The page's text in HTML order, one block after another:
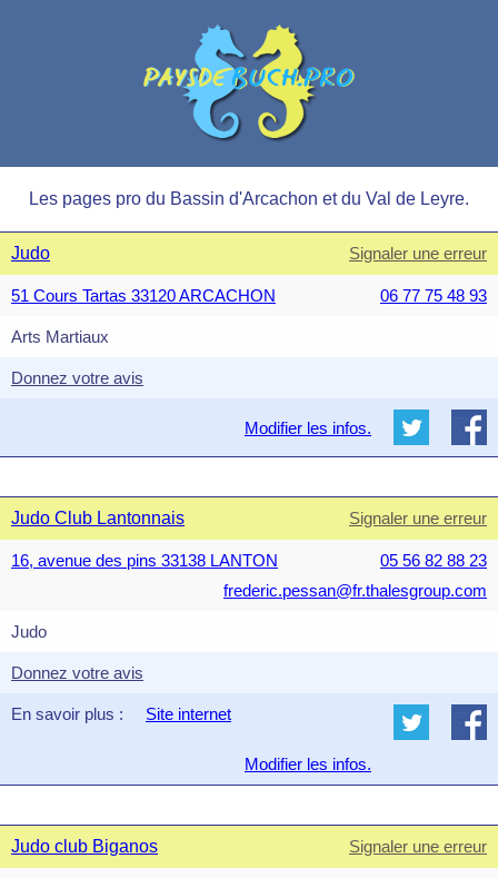
Les pages pro du Bassin d'Arcachon et du Val de Leyre.
Judo Signaler une erreur
51 Cours Tartas 33120 ARCACHON 06 77 75 48 93
Arts Martiaux
Donnez votre avis
Modifier les infos.
Judo Club Lantonnais Signaler une erreur
16, avenue des pins 33138 LANTON
05 56 82 88 23
frederic.pessan@fr.thalesgroup.com
Judo
Donnez votre avis
En savoir plus : Site internet
Modifier les infos.
Judo club Biganos Signaler une erreur